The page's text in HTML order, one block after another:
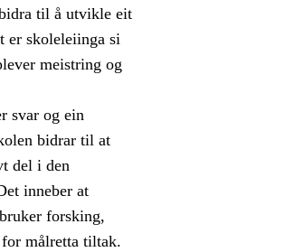
til å utvikle eit
er skoleleiinga si
meistring og
svar og ein
bidrar til at
del i den
inneber at
forsking,
for målretta tiltak.